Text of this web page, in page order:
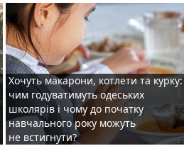
Хочуть макарони, котлети та курку:
чим годуватимуть одеських
школярів і чому до початку
навчального року можуть
не встигнути?